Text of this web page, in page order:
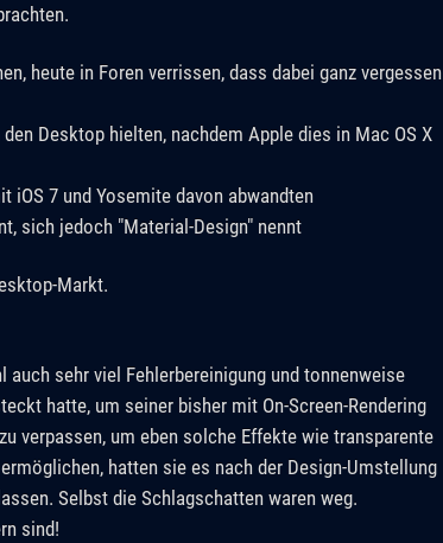
heute in Foren verrissen, dass dabei ganz vergessen
Desktop hielten, nachdem Apple dies in Mac OS X
7 und Yosemite davon abwandten
sich jedoch "Material-Design" nennt
Markt.
sehr viel Fehlerbereinigung und tonnenweise
hatte, um seiner bisher mit On-Screen-Rendering
verpassen, um eben solche Effekte wie transparente
hatten sie es nach der Design-Umstellung
Selbst die Schlagschatten waren weg.
sind!